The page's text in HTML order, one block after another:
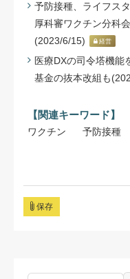
予防接種、ライフス
厚科審ワクチン分科
(2023/6/15)
経営
医療DXの司令塔機能
基金の抜本改組も
【関連キーワード】
ワクチン 予防接種
保存